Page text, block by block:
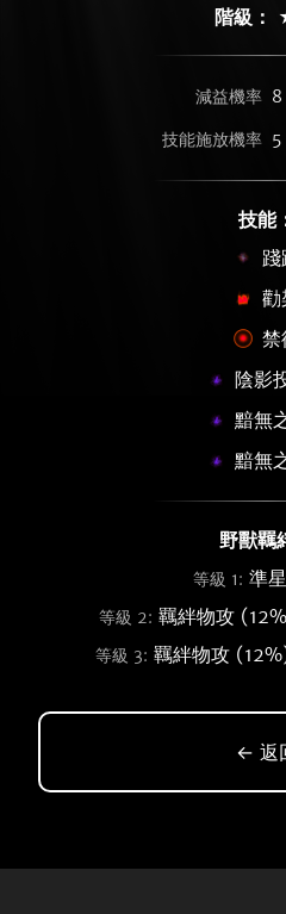
階級：
減益機率 8
技能施放機率 5
技能
踐
勸
禁
陰影
黯無
黯無
野獸羈
等級 1: 準
等級 2: 羈絆物攻
等級 3: 羈絆物攻
← 返